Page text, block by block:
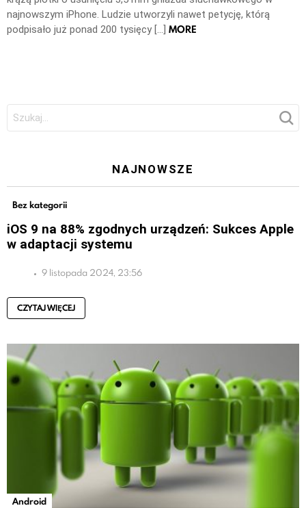
najnowszym iPhone. Ludzie utworzyli nawet petycję, którą
podpisało już ponad 200 tysięcy […] MORE
Szukaj:
NAJNOWSZE
Bez kategorii
iOS 9 na 88% zgodnych urządzeń: Sukces Apple
w adaptacji systemu
9 listopada 2024, 23:56
CZYTAJ WIĘCEJ
Android